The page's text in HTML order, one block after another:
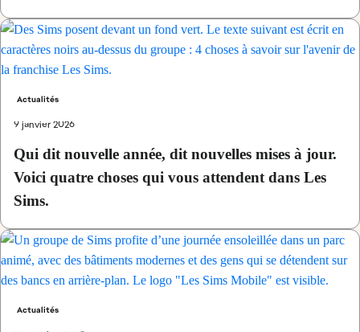
Actualités
9 janvier 2026
Qui dit nouvelle année, dit nouvelles mises à jour.
Voici quatre choses qui vous attendent dans Les
Sims.
Actualités